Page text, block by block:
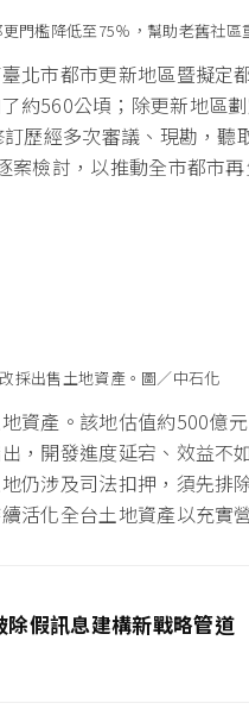
門檻降低至75％，幫助老舊社區
北市都市更新地區暨擬定
約560公頃；除更新地區
歷經多次審議、現勘，聽
檢討，以推動全市都市
採出售土地資產。圖／中石化
資產。該地估值約500億
，開發進度延宕、效益不
仍涉及司法扣押，須先排
活化全台土地資產以充實
假訊息建構新戰略管道